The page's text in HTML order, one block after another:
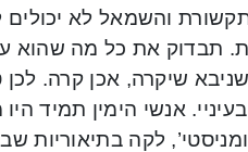
והשמאל לא יכולים
תבדוק את כל מה שהוא
שיקרה, אכן קרה.
אנשי הימין תמיד
לקה בתיאוריות